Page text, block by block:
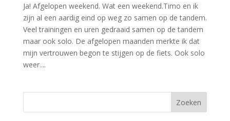
Ja! Afgelopen weekend. Wat een weekend.Timo en ik
zijn al een aardig eind op weg zo samen op de tandem.
Veel trainingen en uren gedraaid samen op de tandem
maar ook solo. De afgelopen maanden merkte ik dat
mijn vertrouwen begon te stijgen op de fiets. Ook solo
weer....